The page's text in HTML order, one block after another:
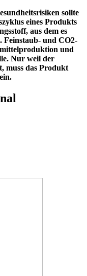
sollte
eines Produkts
aus dem es
. Feinstaub- und CO2-
und
Nur weil der
muss das Produkt